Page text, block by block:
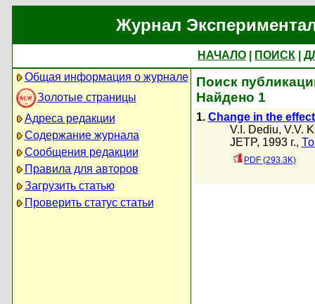
Журнал
НАЧАЛО ПОИСК
Общая информация о журнале
Золотые страницы
Адреса редакции
Содержание журнала
Сообщения редакции
Правила для авторов
Загрузить статью
Проверить статус статьи
Поиск
Найдено 1
1. Change in the
V.I. Dediu, V.V.
JETP, 1993 г.,
PDF (293.3K)